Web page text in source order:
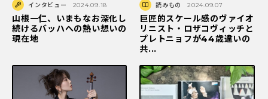
インタビュー 2024.09.18
山根一仁、いまもなお深化し
続けるバッハへの熱い想いの
現在地
読みもの 2024.09.07
巨匠的スケール感のヴァイオ
リニスト・ロザコヴィッチと
プレトニョフが44歳違いの
共...